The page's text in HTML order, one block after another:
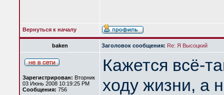
Вернуться к началу
baken Заголовок сообщения: Re: Я Высоцкий
Зарегистрирован: Вторник
03 Июнь 2008 10:19:25 PM
Сообщения: 756
Кажется всё-
ходу жизни, а